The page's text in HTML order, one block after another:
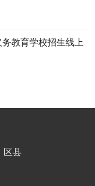
教育学校招生线上
区县